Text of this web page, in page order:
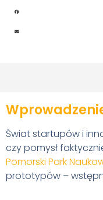
Świat startupów i
czy pomysł
Pomorski Park
prototypów –